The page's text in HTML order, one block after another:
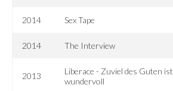
2014 Sex Tape
2014 The Interview
2013
Liberace - Zuviel des Guten ist
wundervoll